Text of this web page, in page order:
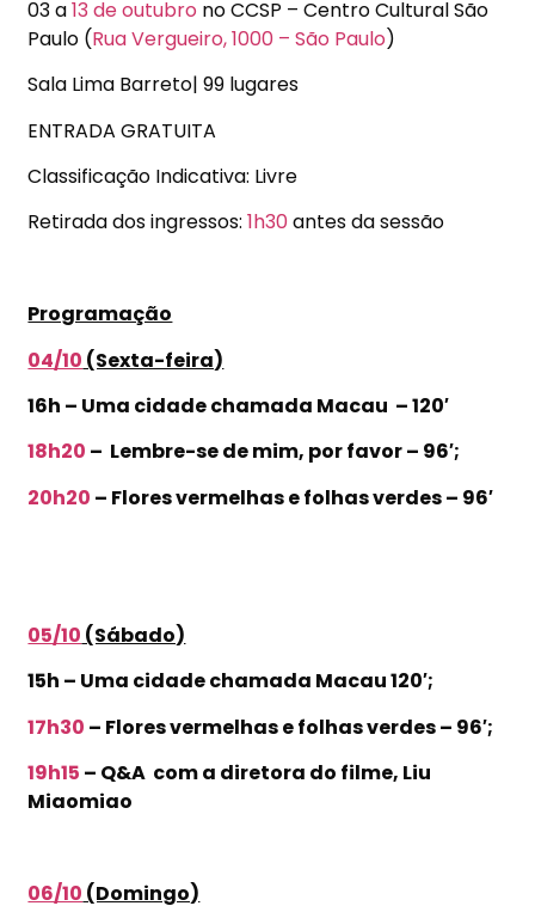
03 a13 de outubro no CCSP – Centro Cultural São
Paulo (Rua Vergueiro, 1000 – São Paulo)
Sala Lima Barreto| 99 lugares
ENTRADA GRATUITA
Classificação Indicativa: Livre
Retirada dos ingressos:1h30antes da sessão
Programação
04/10 (Sexta-feira)
16h – Uma cidade chamada Macau – 120′
18h20 – Lembre-se de mim, por favor – 96′;
20h20 – Flores vermelhas e folhas verdes – 96′
05/10 (Sábado)
15h – Uma cidade chamada Macau 120′;
17h30 – Flores vermelhas e folhas verdes – 96′;
19h15 – Q&A com a diretora do filme, Liu
Miaomiao
06/10 (Domingo)